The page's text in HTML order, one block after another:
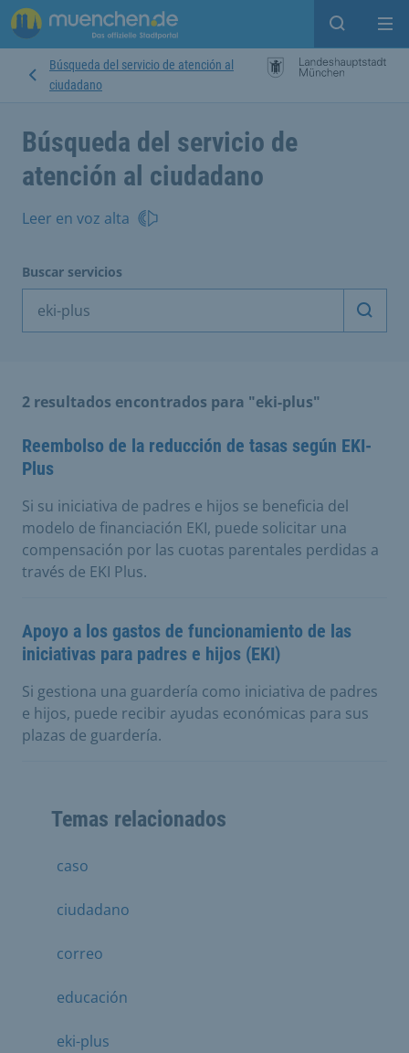
Open
Búsqueda del servicio de atención al
ciudadano
Búsqueda del servicio de
atención al ciudadano
Leer en voz alta
Buscar servicios
2 resultados encontrados para "eki-plus"
Reembolso de la reducción de tasas según EKI-
Plus
Si su iniciativa de padres e hijos se beneficia del
modelo de financiación EKI, puede solicitar una
compensación por las cuotas parentales perdidas a
través de EKI Plus.
Apoyo a los gastos de funcionamiento de las
iniciativas para padres e hijos (EKI)
Si gestiona una guardería como iniciativa de padres
e hijos, puede recibir ayudas económicas para sus
plazas de guardería.
Temas relacionados
caso
ciudadano
correo
educación
eki-plus